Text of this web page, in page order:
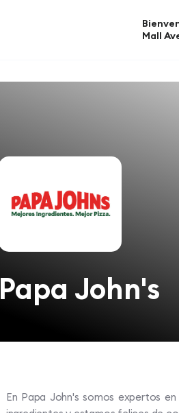
Mall
Papa John's
En Papa John's somos expertos